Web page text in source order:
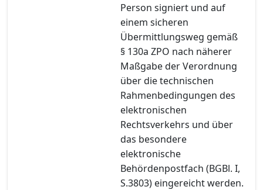
Person signiert und auf
einem sicheren
Übermittlungsweg gemäß
§ 130a ZPO nach näherer
Maßgabe der Verordnung
über die technischen
Rahmenbedingungen des
elektronischen
Rechtsverkehrs und über
das besondere
elektronische
Behördenpostfach (BGBl. I,
S.3803) eingereicht werden.